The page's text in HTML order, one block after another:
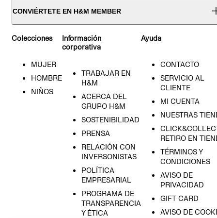
CONVIÉRTETE EN H&M MEMBER
Colecciones
MUJER
HOMBRE
NIÑOS
Información
corporativa
TRABAJAR EN
H&M
ACERCA DEL
GRUPO H&M
SOSTENIBILIDAD
PRENSA
RELACIÓN CON
INVERSONISTAS
POLÍTICA
EMPRESARIAL
PROGRAMA DE
TRANSPARENCIA
Y ÉTICA
Ayuda
CONTACTO
SERVICIO AL
CLIENTE
MI CUENTA
NUESTRAS
RETIRO EN
TÉRMINOS Y
CONDICIONES
AVISO DE
PRIVACIDAD
GIFT CARD
AVISO DE